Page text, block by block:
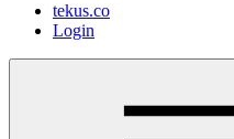
tekus.co
Login